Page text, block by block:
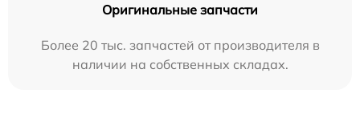
Оригинальные запчасти
Более 20 тыс. запчастей от производителя в
наличии на собственных складах.